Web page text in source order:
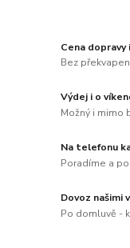
Cena dopravy
Bez
Výdej i o
Možný i mimo
Na telefonu
Poradíme a
Dovoz našimi
Po domluvě -